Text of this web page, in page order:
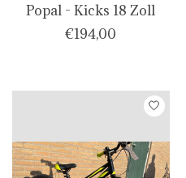
Popal - Kicks 18 Zoll
€194,00